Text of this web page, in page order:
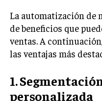
GESTIÓN DE
EMPRENDIMIENTO
INNOVACIÓN
GESTIÓN DEL
LIDERAZGO
La automatización de
de beneficios que
ventas. A
las ventajas más
1.
personalizada